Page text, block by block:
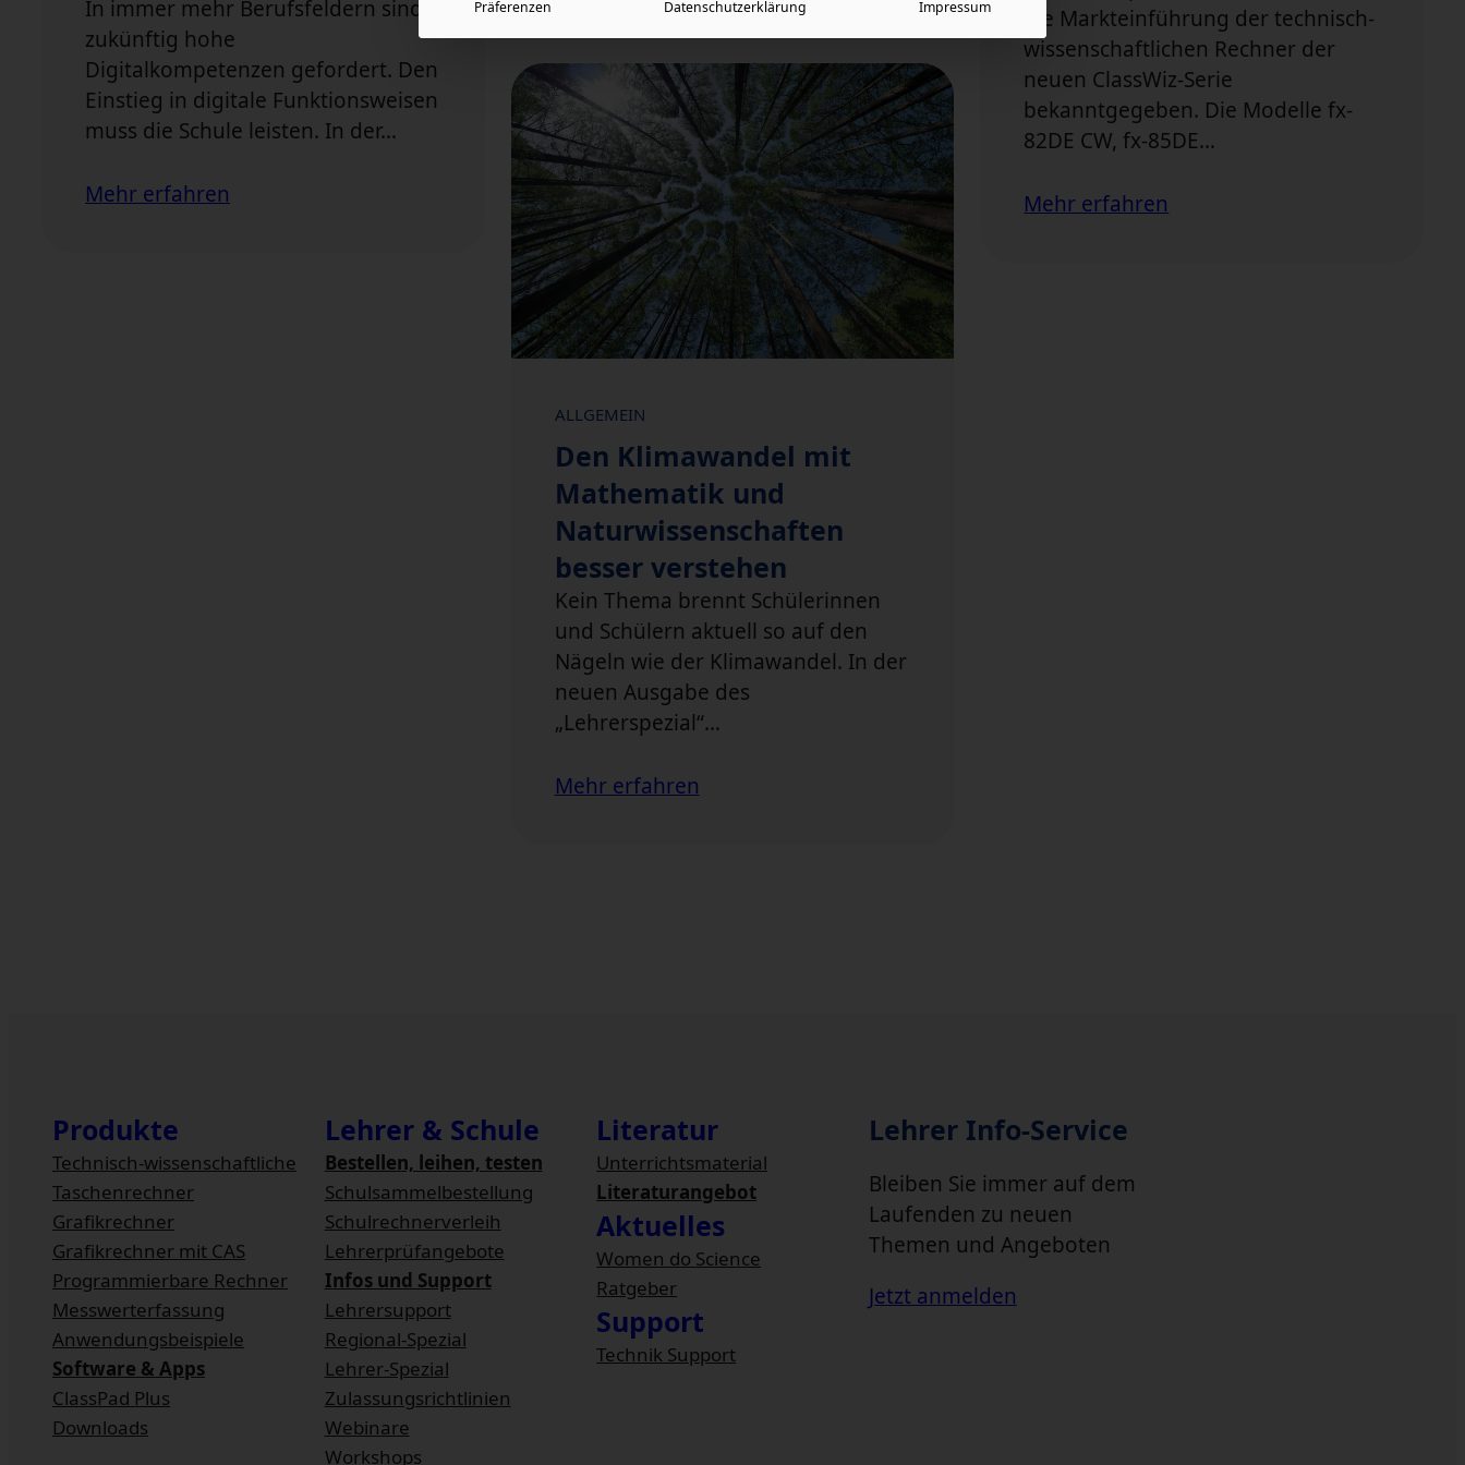
die Markteinführung der technisch-
wissenschaftlichen Rechner der
neuen ClassWiz-Serie
bekanntgegeben. Die Modelle fx-
82DE CW, fx-85DE…
Mehr erfahren
In immer mehr Berufsfeldern sind
zukünftig hohe
Digitalkompetenzen gefordert. Den
Einstieg in digitale Funktionsweisen
muss die Schule leisten. In der…
Mehr erfahren
ALLGEMEIN
Den Klimawandel mit
Mathematik und
Naturwissenschaften
besser verstehen
Kein Thema brennt Schülerinnen
und Schülern aktuell so auf den
Nägeln wie der Klimawandel. In der
neuen Ausgabe des
„Lehrerspezial“…
Mehr erfahren
Produkte
Technisch-wissenschaftliche
Taschenrechner
Grafikrechner
Grafikrechner mit CAS
Programmierbare Rechner
Messwert­erfassung
Anwendungsbeispiele
Software & Apps
ClassPad Plus
Downloads
Lehrer & Schule
Bestellen, leihen, testen
Schulsammel­bestellung
Schulrechnerverleih
Lehrerprüfangebote
Infos und Support
Lehrersupport
Regional-Spezial
Lehrer-Spezial
Zulassungsrichtlinien
Webinare
Workshops
Literatur
Unterrichtsmaterial
Literaturangebot
Aktuelles
Women do Science
Ratgeber
Support
Technik Support
Lehrer Info-Service
Bleiben Sie immer auf dem
Laufenden zu neuen
Themen und Angeboten
Jetzt anmelden
Präferenzen Datenschutzerklärung Impressum